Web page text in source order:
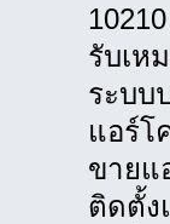
10210
รับเห
ระบบ
แอร์โ
ขายแ
ติดตั้ง